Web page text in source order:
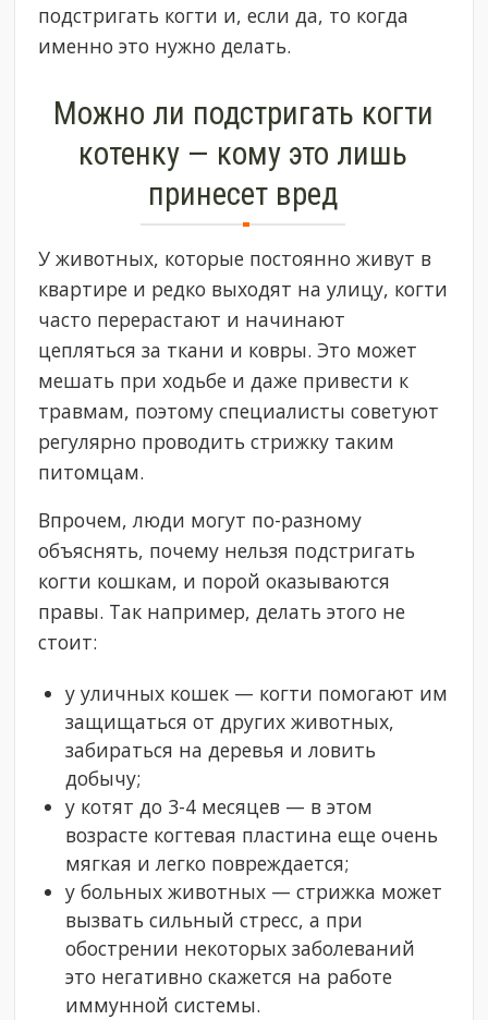
подстригать когти и, если да, то когда
именно это нужно делать.
Можно ли подстригать когти
котенку — кому это лишь
принесет вред
У животных, которые постоянно живут в
квартире и редко выходят на улицу, когти
часто перерастают и начинают
цепляться за ткани и ковры. Это может
мешать при ходьбе и даже привести к
травмам, поэтому специалисты советуют
регулярно проводить стрижку таким
питомцам.
Впрочем, люди могут по-разному
объяснять, почему нельзя подстригать
когти кошкам, и порой оказываются
правы. Так например, делать этого не
стоит:
у уличных кошек — когти помогают им
защищаться от других животных,
забираться на деревья и ловить
добычу;
у котят до 3-4 месяцев — в этом
возрасте когтевая пластина еще очень
мягкая и легко повреждается;
у больных животных — стрижка может
вызвать сильный стресс, а при
обострении некоторых заболеваний
это негативно скажется на работе
иммунной системы.